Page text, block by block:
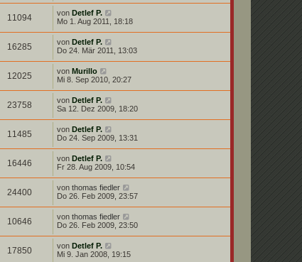
11094 von Detlef P.
Mo 1. Aug 2011, 18:18
16285 von Detlef P.
Do 24. Mär 2011, 13:03
12025 von Murillo
Mi 8. Sep 2010, 20:27
23758 von Detlef P.
Sa 12. Dez 2009, 18:20
11485 von Detlef P.
Do 24. Sep 2009, 13:31
16446 von Detlef P.
Fr 28. Aug 2009, 10:54
24400 von thomas fiedler
Do 26. Feb 2009, 23:57
10646 von thomas fiedler
Do 26. Feb 2009, 23:50
17850 von Detlef P.
Mi 9. Jan 2008, 19:15